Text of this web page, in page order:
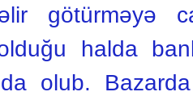
götürməyə
halda
olub.